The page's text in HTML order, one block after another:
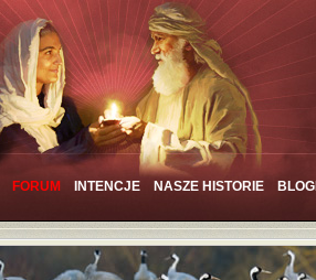
FORUM INTENCJE NASZE HISTORIE BLOGI